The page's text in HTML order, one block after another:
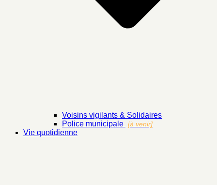
Voisins vigilants & Solidaires
Police municipale [à venir]
Vie quotidienne